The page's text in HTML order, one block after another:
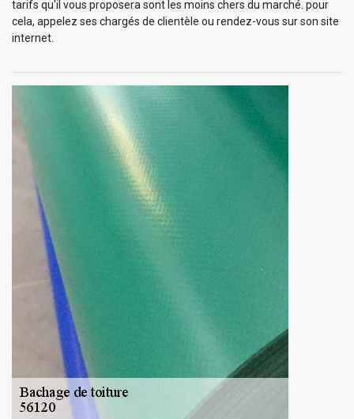
tarifs qu'il vous proposera sont les moins chers du marché. pour
cela, appelez ses chargés de clientèle ou rendez-vous sur son site
internet.